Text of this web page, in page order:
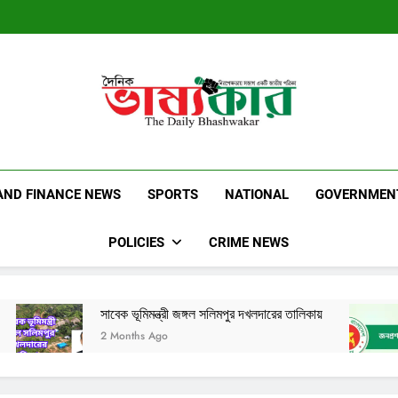
Dainik
FINANCE NEWS SPORTS NATIONAL
POLICIES CRIME NEWS
ভূমিমন্ত্রী জঙ্গল সলিমপুর দখলদারের তালিকায়
Months Ago
সরকারি
1 Year Ago